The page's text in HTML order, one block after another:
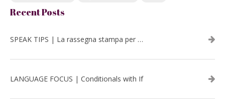
Recent Posts
SPEAK TIPS | La rassegna stampa per migliorare l’inglese - luglio 2026
LANGUAGE FOCUS | Conditionals with If